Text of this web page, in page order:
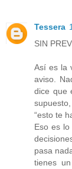
Tessera
SIN
Así es la
aviso.
dice que
“esto te
Eso es
pasa
tienes